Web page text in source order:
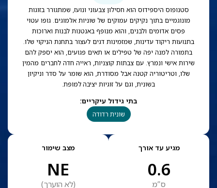
סטנופוס היספידוס הוא חסילון צבעוני ונועז, שמתגורר בזוגות
מונוגמיים בתוך נקיקים עמוקים של שוניות אלמוגים. גופו עטוי
פסים אדומים ולבנים, והוא מנופף באנטנות לבנות וארוכות
בתנועות ריקוד עדינות, שמזמינות דגים לעצור בתחנת הניקוי שלו.
בתמורה למנה יפה של טפילים או תאים פגועים, הוא יספק להם
שירות אישי ונמרץ. עם צבתות קוצניות, ראייה חדה לחברים מהמין
שלו, וטריטוריה קטנה אבל מסודרת, הוא שומר על סדר וניקיון
בשונית, וגם על זוגיות יציבה למופת.
בתי גידול עיקריים:
שונית רדודה
מגיע עד אורך
0.6
ס”מ
מצב שימור
NE
(לא הוערך)